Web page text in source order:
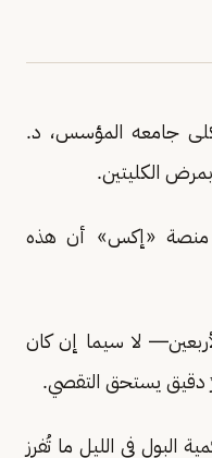
جامعه المؤسس، د.
منصة «إكس» أن هذه
لا سيما إن كان
دقيق يستحق التقصي.
البول في الليل ما تُفرز